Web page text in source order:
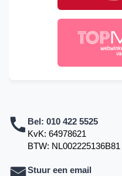
Bel: 010 422 5525
KvK: 64978621
BTW: NL002225136B81
Stuur een email